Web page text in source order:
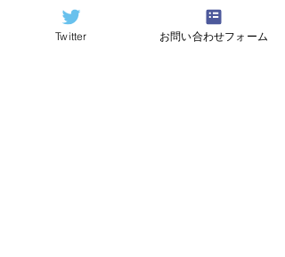
原記事（Quantum Computing
Twitter お問い合わせフォーム